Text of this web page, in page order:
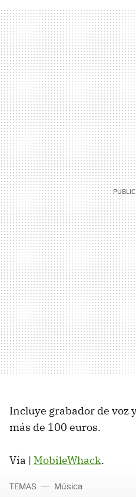
Incluye grabador de voz
más de 100 euros.
Vía | MobileWhack.
TEMAS Música